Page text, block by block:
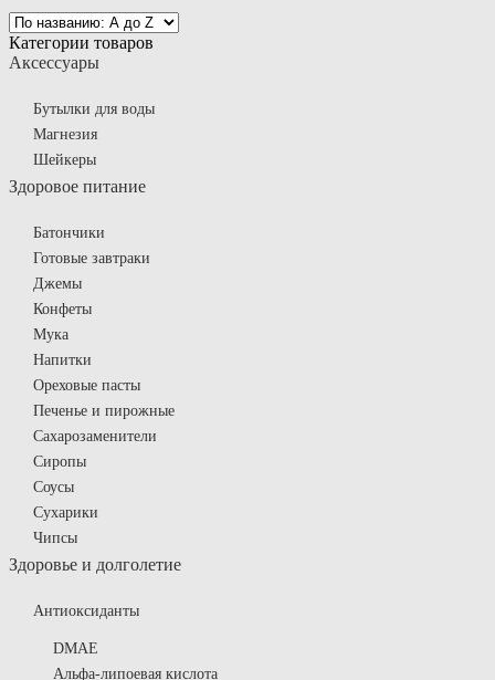
Категории товаров
Аксессуары
Бутылки для воды
Магнезия
Шейкеры
Здоровое питание
Батончики
Готовые завтраки
Джемы
Конфеты
Мука
Напитки
Ореховые пасты
Печенье и пирожные
Сахарозаменители
Сиропы
Соусы
Сухарики
Чипсы
Здоровье и долголетие
Антиоксиданты
DMAE
Альфа-липоевая кислота